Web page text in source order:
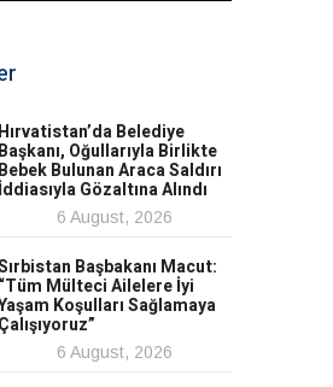
Hırvatistan’da Belediye
Başkanı, Oğullarıyla Birlikte
Bebek Bulunan Araca Saldırı
İddiasıyla Gözaltına Alındı
6 August, 2026
Başbakanı Macut:
“Tüm Mülteci Ailelere İyi
Koşulları Sağlamaya
Çalışıyoruz”
6 August, 2026